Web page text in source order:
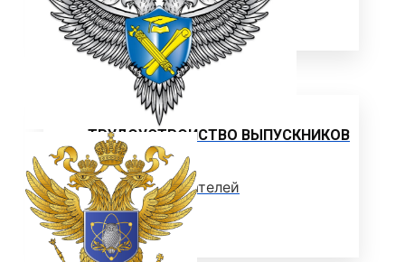
ЦЕЛЕВОЕ ОБУЧЕНИЕ
Выпускнику
ТРУДОУСТРОЙСТВО ВЫПУСКНИКОВ
Отзывы работодателей
Выпускники